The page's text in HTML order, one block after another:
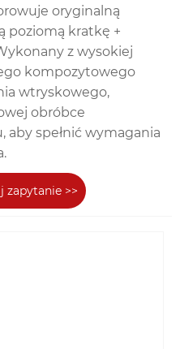
oryginalną
poziomą kratkę +
z wysokiej
kompozytowego
wtryskowego,
obróbce
aby spełnić wymagania
zapytanie >>